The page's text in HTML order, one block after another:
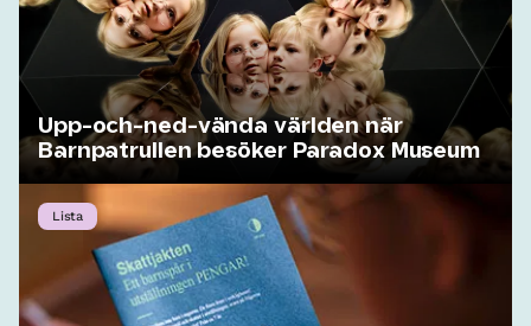
Upp-och-ned-vända världen när
Barnpatrullen besöker Paradox Museum
Lista